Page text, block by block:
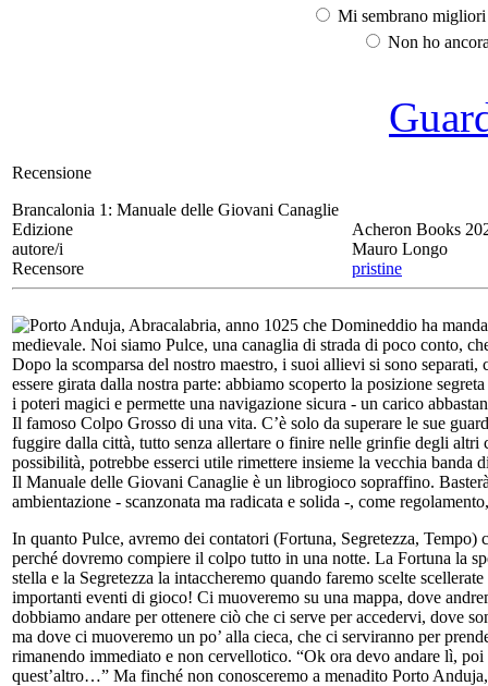
Mi sembrano
Non ho
Recensione
Brancalonia 1: Manuale delle Giovani Canaglie
Edizione
Acheron Books
autore/i
Mauro Longo
Recensore
pristine
Porto Anduja, Abracalabria, anno 1025 che Domineddio ha
medievale. Noi siamo Pulce, una canaglia di strada di poco conto,
Dopo la scomparsa del nostro maestro, i suoi allievi si sono
essere girata dalla nostra parte: abbiamo scoperto la posizione
i poteri magici e permette una navigazione sicura - un carico
Il famoso Colpo Grosso di una vita. C’è solo da superare le sue
fuggire dalla città, tutto senza allertare o finire nelle grinfie degli
possibilità, potrebbe esserci utile rimettere insieme la vecchia
Il Manuale delle Giovani Canaglie è un librogioco sopraffino.
ambientazione - scanzonata ma radicata e solida -, come
In quanto Pulce, avremo dei contatori (Fortuna, Segretezza,
perché dovremo compiere il colpo tutto in una notte. La Fortuna la
stella e la Segretezza la intaccheremo quando faremo scelte
importanti eventi di gioco! Ci muoveremo su una mappa, dove
dobbiamo andare per ottenere ciò che ci serve per accedervi, dove
ma dove ci muoveremo un po’ alla cieca, che ci serviranno per
rimanendo immediato e non cervellotico. “Ok ora devo andare lì,
quest’altro…” Ma finché non conosceremo a menadito Porto